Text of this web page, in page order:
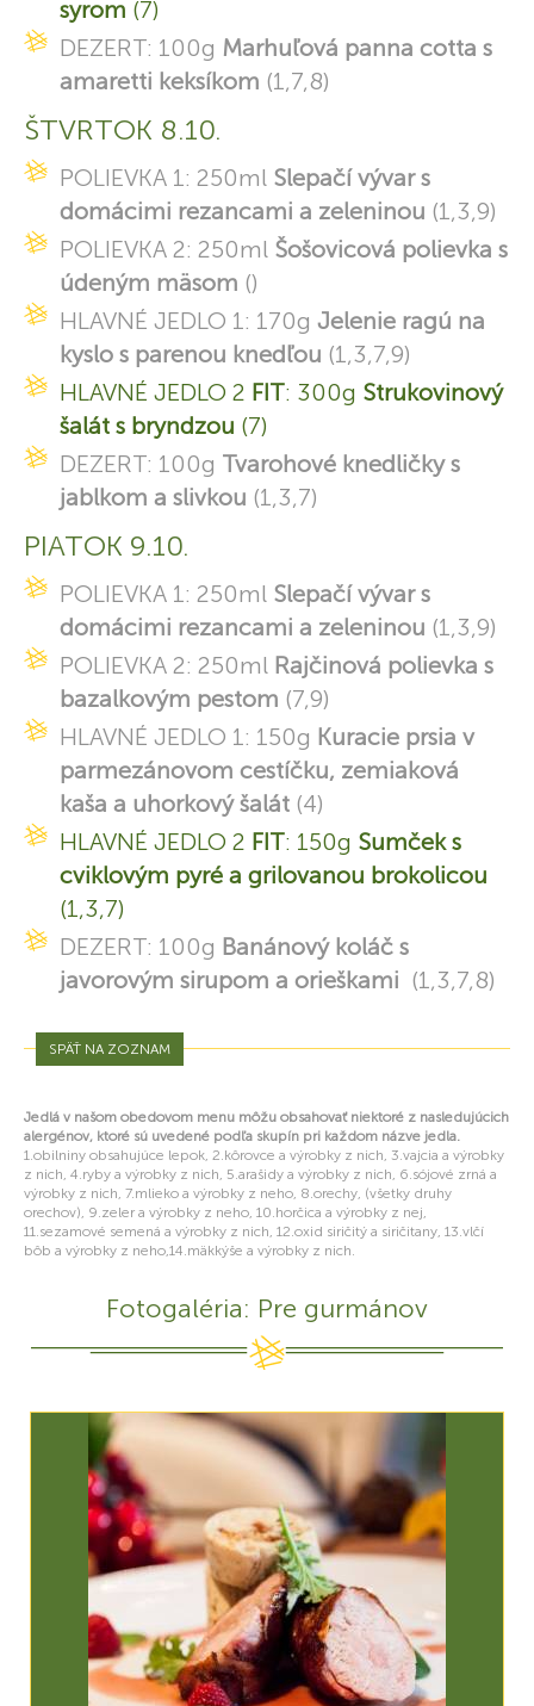
syrom (7)
DEZERT: 100g Marhuľová panna cotta s
amaretti keksíkom (1,7,8)
ŠTVRTOK 8.10.
POLIEVKA 1: 250ml Slepačí vývar s
domácimi rezancami a zeleninou (1,3,9)
POLIEVKA 2: 250ml Šošovicová polievka s
údeným mäsom ()
HLAVNÉ JEDLO 1: 170g Jelenie ragú na
kyslo s parenou knedľou (1,3,7,9)
HLAVNÉ JEDLO 2 FIT: 300g Strukovinový
šalát s bryndzou (7)
DEZERT: 100g Tvarohové knedličky s
jablkom a slivkou (1,3,7)
PIATOK 9.10.
POLIEVKA 1: 250ml Slepačí vývar s
domácimi rezancami a zeleninou (1,3,9)
POLIEVKA 2: 250ml Rajčinová polievka s
bazalkovým pestom (7,9)
HLAVNÉ JEDLO 1: 150g Kuracie prsia v
parmezánovom cestíčku, zemiaková
kaša a uhorkový šalát (4)
HLAVNÉ JEDLO 2 FIT: 150g Sumček s
cviklovým pyré a grilovanou brokolicou
(1,3,7)
DEZERT: 100g Banánový koláč s
javorovým sirupom a orieškami (1,3,7,8)
SPÄŤ NA ZOZNAM
Jedlá v našom obedovom menu môžu obsahovať niektoré z nasledujúcich
alergénov, ktoré sú uvedené podľa skupín pri každom názve jedla.
1.obilniny obsahujúce lepok, 2.kôrovce a výrobky z nich, 3.vajcia a výrobky
z nich, 4.ryby a výrobky z nich, 5.arašidy a výrobky z nich, 6.sójové zrná a
výrobky z nich, 7.mlieko a výrobky z neho, 8.orechy, (všetky druhy
orechov), 9.zeler a výrobky z neho, 10.horčica a výrobky z nej,
11.sezamové semená a výrobky z nich, 12.oxid siričitý a siričitany, 13.vlčí
bôb a výrobky z neho,14.mäkkýše a výrobky z nich.
Fotogaléria: Pre gurmánov